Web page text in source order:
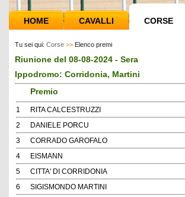
HOME CAVALLI CORSE
Tu sei qui: Corse >> Elenco premi
Riunione del 08-08-2024 - Sera
Ippodromo: Corridonia, Martini
Premio
1
RITA CALCESTRUZZI
2
DANIELE PORCU
3
CORRADO GAROFALO
4
EISMANN
5
CITTA' DI CORRIDONIA
6
SIGISMONDO MARTINI